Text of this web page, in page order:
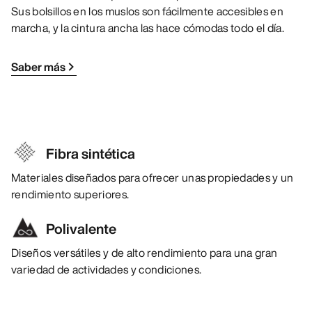
Sus bolsillos en los muslos son fácilmente accesibles en
marcha, y la cintura ancha las hace cómodas todo el día.
Saber más
Fibra sintética
Materiales diseñados para ofrecer unas propiedades y un
rendimiento superiores.
Polivalente
Diseños versátiles y de alto rendimiento para una gran
variedad de actividades y condiciones.